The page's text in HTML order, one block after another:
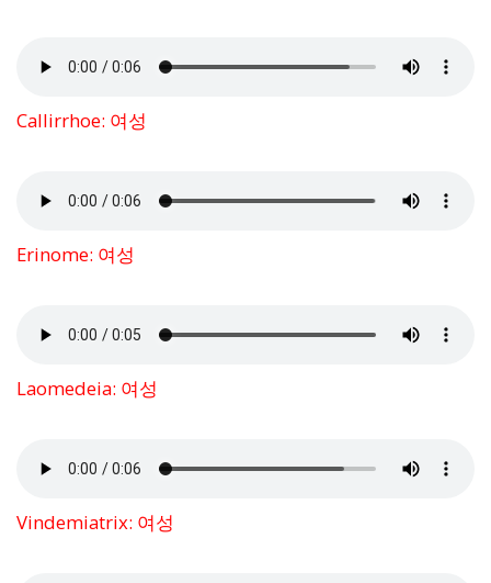
Callirrhoe: 여성
Erinome: 여성
Laomedeia: 여성
Vindemiatrix: 여성